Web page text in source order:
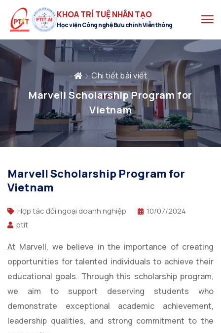
KHOA TRÍ TUỆ NHÂN TẠO
Học viện Công nghệ Bưu chính Viễn thông
Chi tiết bài viết
Marvell Scholarship Program for
Vietnam
Marvell Scholarship Program for
Vietnam
Hợp tác đối ngoại doanh nghiệp
10/07/2024
ptit
At Marvell, we believe in the importance of creating
opportunities for talented individuals to achieve their
educational goals. Through this scholarship program,
we aim to support deserving students who
demonstrate exceptional academic achievement,
leadership qualities, and strong commitment to the